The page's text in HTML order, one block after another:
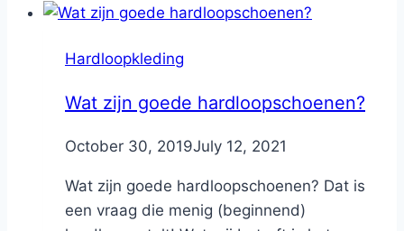
Hardloopkleding
Wat zijn goede hardloopschoenen?
ByNicole
October 30, 2019July 12, 2021
Wat zijn goede hardloopschoenen? Dat is
een vraag die menig (beginnend)